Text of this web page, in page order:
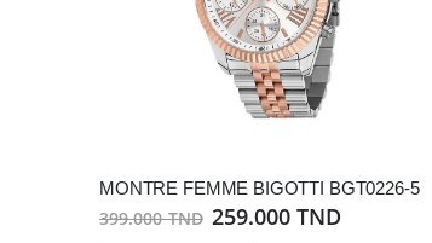
MONTRE FEMME BIGOTTI BGT0226-5
399.000 TND 259.000 TND